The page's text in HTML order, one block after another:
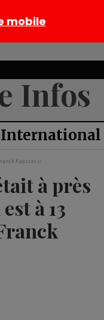
International
Kpassassi
à près
à 13
mobile